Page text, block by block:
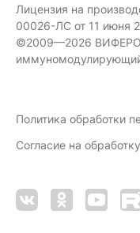
Лицензия на
00026-ЛС от 11 июня
©2009—2026
Политика обработки
Согласие на